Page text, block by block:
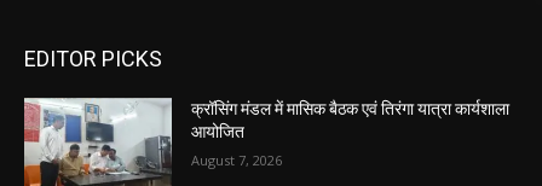
EDITOR PICKS
क्रॉसिंग मंडल में मासिक बैठक एवं तिरंगा यात्रा कार्यशाला
आयोजित
August 7, 2026